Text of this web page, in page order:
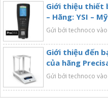
Giới thiệu thiết
– Hãng: YSI – Mỹ
Gửi bởi technoco
Giới thiệu đến
của hãng
Gửi bởi technoco